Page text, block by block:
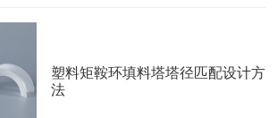
塑料矩鞍环填料塔塔径匹配设计方
法